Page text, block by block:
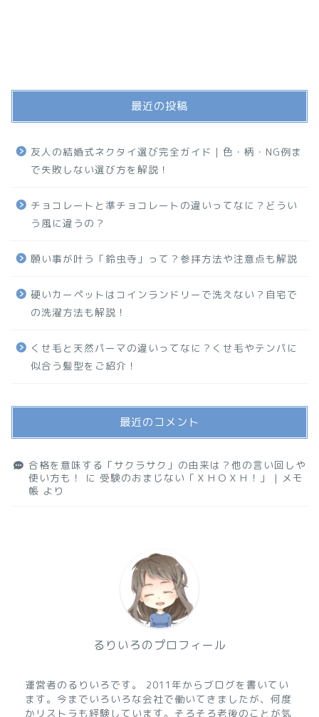
最近の投稿
友人の結婚式ネクタイ選び完全ガイド｜色・柄・NG例ま
で失敗しない選び方を解説！
チョコレートと準チョコレートの違いってなに？どうい
う風に違うの？
願い事が叶う「鈴虫寺」って？参拝方法や注意点も解説
硬いカーペットはコインランドリーで洗えない？自宅で
の洗濯方法も解説！
くせ毛と天然パーマの違いってなに？くせ毛やテンパに
似合う髪型をご紹介！
最近のコメント
合格を意味する「サクラサク」の由来は？他の言い回しや
使い方も！
に 受験のおまじない「ＸＨＯＸＨ！」 | メモ
帳 より
るりいろのプロフィール
運営者のるりいろです。 2011年からブログを書いてい
ます。今までいろいろな会社で働いてきましたが、何度
かリストラも経験しています。そろそろ老後のことが気